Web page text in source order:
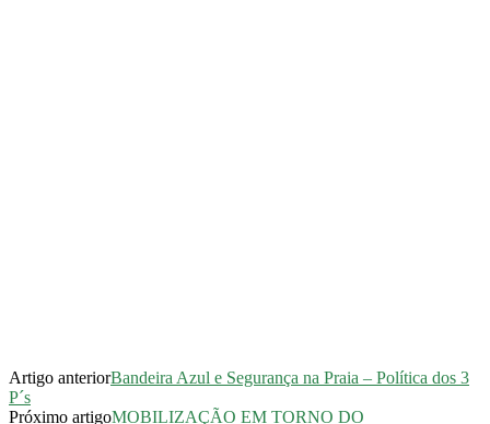
Artigo anteriorBandeira Azul e Segurança na Praia – Política dos 3
P´s
Próximo artigoMOBILIZAÇÃO EM TORNO DO